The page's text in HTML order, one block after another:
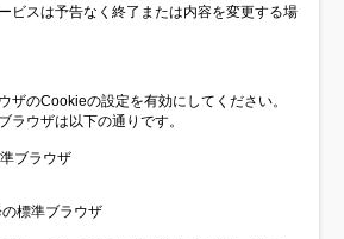
ビスは予告なく終了または内容を変更する場
ザのCookieの設定を有効にしてください。
ラウザは以下の通りです。
ブラウザ
標準ブラウザ